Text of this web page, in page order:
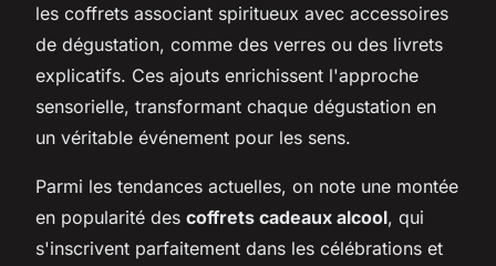
les coffrets associant spiritueux avec accessoires
de dégustation, comme des verres ou des livrets
explicatifs. Ces ajouts enrichissent l'approche
sensorielle, transformant chaque dégustation en
un véritable événement pour les sens.
Parmi les tendances actuelles, on note une montée
en popularité des coffrets cadeaux alcool, qui
s'inscrivent parfaitement dans les célébrations et